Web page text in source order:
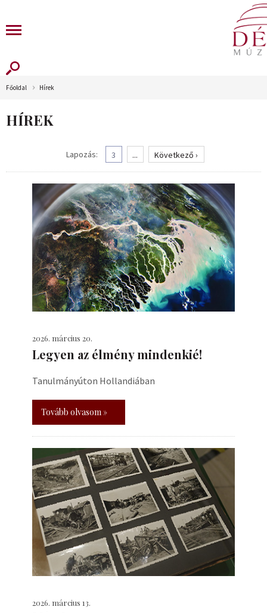
Főoldal Hírek
HÍREK
Lapozás: 3 ... Következő ›
2026. március 20.
Legyen az élmény mindenkié!
Tanulmányúton Hollandiában
Tovább olvasom »
2026. március 13.